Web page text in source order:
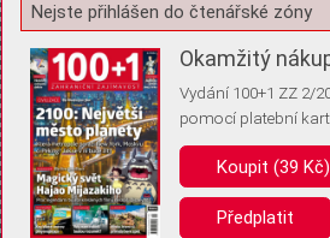
Žádost o souhlas s ukládáním
Pro základní fungování webu
(tzv. cookies apod.). Rádi bychom vás ale
uložením volitelných informací:
Nejste přihlášen do čtenářské zóny
Okamžitý
Vydání 100+1 ZZ 2/
pomocí platební
Koupit (39 Kč)
Předplatit